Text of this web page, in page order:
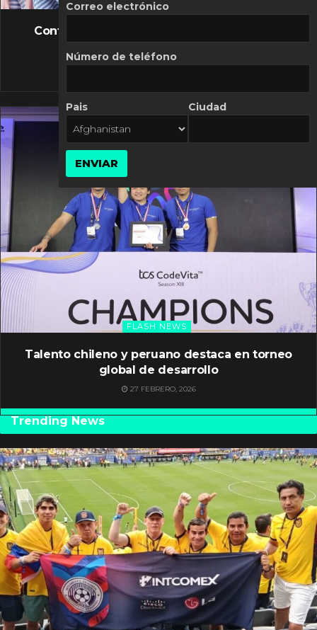
FLASH NEWS
Controversia de Mercado Libre por costos
10 MARZO, 2026
FLASH NEWS
Talento chileno y peruano destaca en torneo
global de desarrollo
27 FEBRERO, 2026
Trending News
Correo electrónico
Número de teléfono
Pais Ciudad
ENVIAR